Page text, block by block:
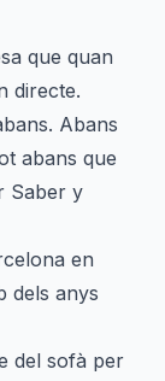
que quan
directe.
Abans
abans que
Saber y
en
dels anys
del sofà per